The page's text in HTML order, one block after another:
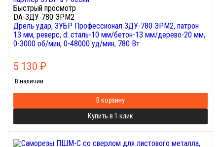
Быстрый просмотр
DA-ЗДУ-780 ЭРМ2
Дрель удар, ЗУБР Профессионал ЗДУ-780 ЭРМ2, патрон
13 мм, реверс, d: сталь-10 мм/бетон-13 мм/дерево-20 мм,
0-3000 об/мин, 0-48000 уд/мин, 780 Вт
5 130 ₽
В наличии
В корзину
Купить в 1 клик